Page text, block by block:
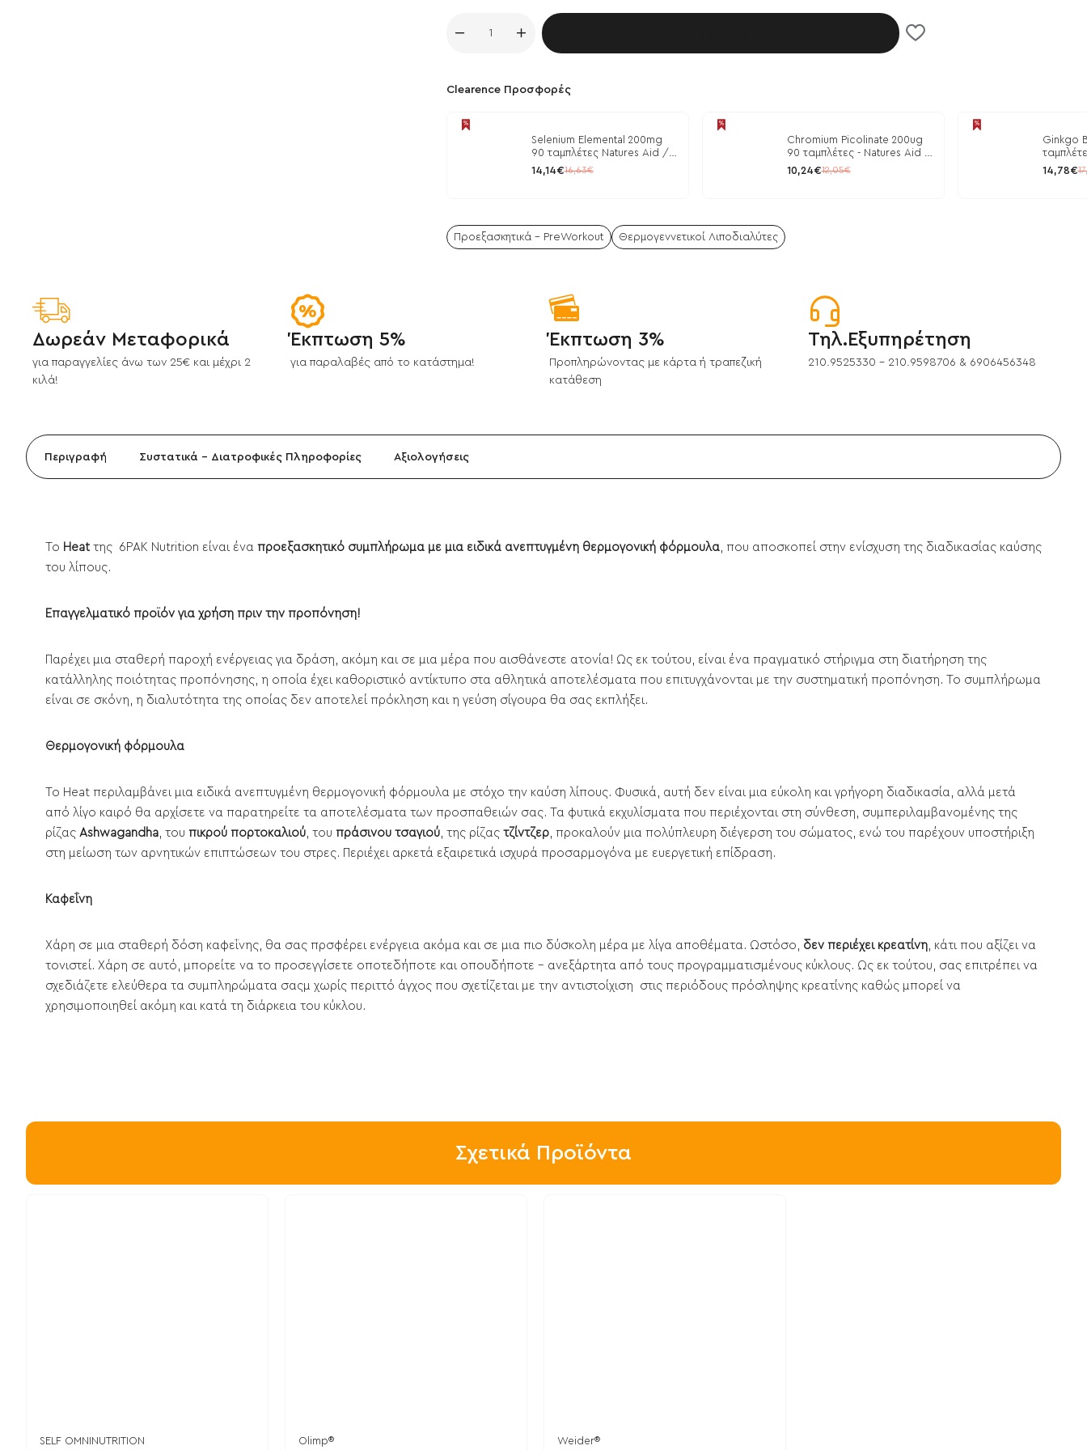
Clearence Προσφορές
Selenium Elemental 200mg
90 ταμπλέτες Natures Aid /
Μέταλλα
14,14€16,63€
Chromium Picolinate 200ug
90 ταμπλέτες - Natures Aid /
Ρύθμιση Γλυκόζης
10,24€12,05€
Ginkgo
14,78€
Προεξασκητικά - PreWorkout Θερμογεννετικοί Λιποδιαλύτες
Δωρεάν Μεταφορικά
για παραγγελίες άνω των 25€ και μέχρι 2
κιλά!
Έκπτωση 5%
για παραλαβές από το κατάστημα!
Έκπτωση 3%
Προπληρώνοντας με κάρτα ή τραπεζική
κατάθεση
Τηλ.Εξυπηρέτηση
210.9525330 - 210.9598706 & 6906456348
Περιγραφή Συστατικά - Διατροφικές Πληροφορίες Αξιολογήσεις
To Heat της 6PAK Nutrition είναι ένα προεξασκητικό συμπλήρωμα με μια ειδικά ανεπτυγμένη θερμογονική φόρμουλα , που αποσκοπεί στην ενίσχυση της διαδικασίας καύσης
του λίπους.
Επαγγελματικό προϊόν για χρήση πριν την προπόνηση!
Παρέχει μια σταθερή παροχή ενέργειας για δράση, ακόμη και σε μια μέρα που αισθάνεστε ατονία! Ως εκ τούτου, είναι ένα πραγματικό στήριγμα στη διατήρηση της
κατάλληλης ποιότητας προπόνησης, η οποία έχει καθοριστικό αντίκτυπο στα αθλητικά αποτελέσματα που επιτυγχάνονται με την συστηματική προπόνηση. Το συμπλήρωμα
είναι σε σκόνη, η διαλυτότητα της οποίας δεν αποτελεί πρόκληση και η γεύση σίγουρα θα σας εκπλήξει.
Θερμογονική φόρμουλα
To Heat περιλαμβάνει μια ειδικά ανεπτυγμένη θερμογονική φόρμουλα με στόχο την καύση λίπους. Φυσικά, αυτή δεν είναι μια εύκολη και γρήγορη διαδικασία, αλλά μετά
από λίγο καιρό θα αρχίσετε να παρατηρείτε τα αποτελέσματα των προσπαθειών σας. Τα φυτικά εκχυλίσματα που περιέχονται στη σύνθεση, συμπεριλαμβανομένης της
ρίζας Ashwagandha , του πικρού πορτοκαλιού , του πράσινου τσαγιού , της ρίζας τζίντζερ , προκαλούν μια πολύπλευρη διέγερση του σώματος, ενώ του παρέχουν υποστήριξη
στη μείωση των αρνητικών επιπτώσεων του στρες. Περιέχει αρκετά εξαιρετικά ισχυρά προσαρμογόνα με ευεργετική επίδραση.
Καφεΐνη
Χάρη σε μια σταθερή δόση καφεΐνης, θα σας πρσφέρει ενέργεια ακόμα και σε μια πιο δύσκολη μέρα με λίγα αποθέματα. Ωστόσο, δεν περιέχει κρεατίνη , κάτι που αξίζει να
τονιστεί. Χάρη σε αυτό, μπορείτε να το προσεγγίσετε οποτεδήποτε και οπουδήποτε - ανεξάρτητα από τους προγραμματισμένους κύκλους. Ως εκ τούτου, σας επιτρέπει να
σχεδιάζετε ελεύθερα τα συμπληρώματα σαςμ χωρίς περιττό άγχος που σχετίζεται με την αντιστοίχιση στις περιόδους πρόσληψης κρεατίνης καθώς μπορεί να
χρησιμοποιηθεί ακόμη και κατά τη διάρκεια του κύκλου.
Σχετικά Προϊόντα
SELF OMNINUTRITION Olimp® Weider®